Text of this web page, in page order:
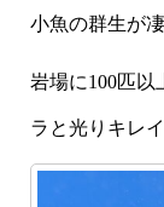
小魚の群生が
岩場に100匹以
ラと光りキレ